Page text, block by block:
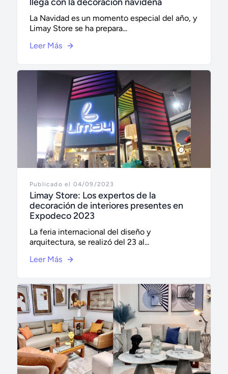
llega con la decoración navideña
La Navidad es un momento especial del año, y
Limay Store se ha prepara...
Leer Más
Publicado el 04/09/2023
Limay Store: Los expertos de la
decoración de interiores presentes en
Expodeco 2023
La feria internacional del diseño y
arquitectura, se realizó del 23 al...
Leer Más